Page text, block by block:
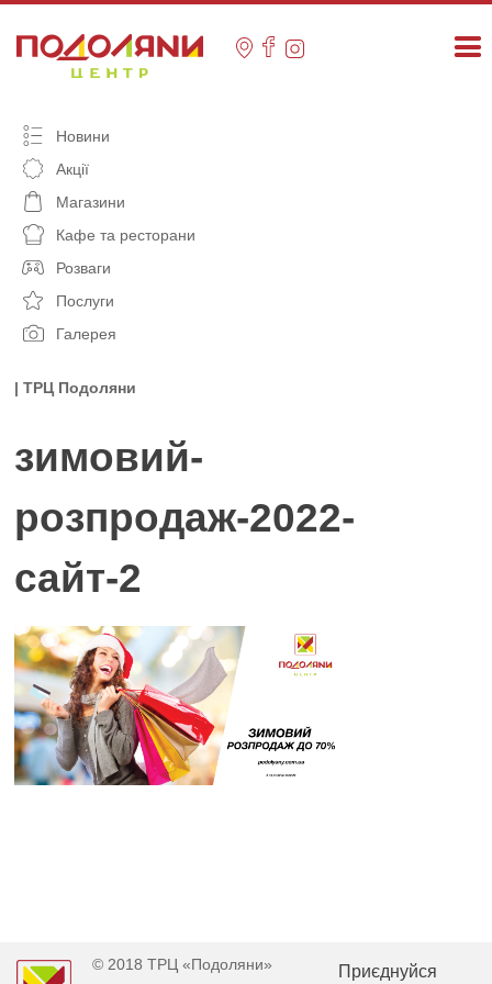
content
Новини
Акції
Магазини
Кафе та ресторани
Розваги
Послуги
Галерея
| ТРЦ Подоляни
зимовий-
розпродаж-2022-
сайт-2
© 2018 ТРЦ «Подоляни» Приєднуйся